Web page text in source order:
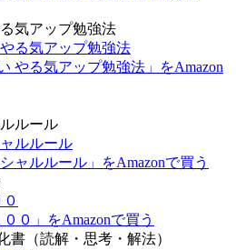
気アップ勉強法
ルール
（読解・思考・解法）